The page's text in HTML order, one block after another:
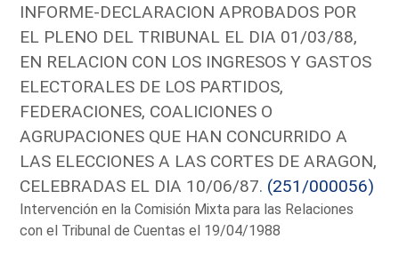
INFORME-DECLARACION APROBADOS POR
EL PLENO DEL TRIBUNAL EL DIA 01/03/88,
EN RELACION CON LOS INGRESOS Y GASTOS
ELECTORALES DE LOS PARTIDOS,
FEDERACIONES, COALICIONES O
AGRUPACIONES QUE HAN CONCURRIDO A
LAS ELECCIONES A LAS CORTES DE ARAGON,
CELEBRADAS EL DIA 10/06/87. (251/000056)
Intervención en la Comisión Mixta para las Relaciones
con el Tribunal de Cuentas el 19/04/1988